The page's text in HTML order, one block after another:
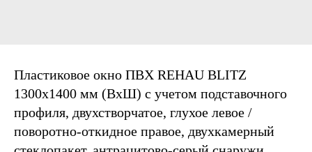
Пластиковое окно ПВХ REHAU BLITZ
1300х1400 мм (ВхШ) с учетом подставочного
профиля, двухстворчатое, глухое левое /
поворотно-откидное правое, двухкамерный